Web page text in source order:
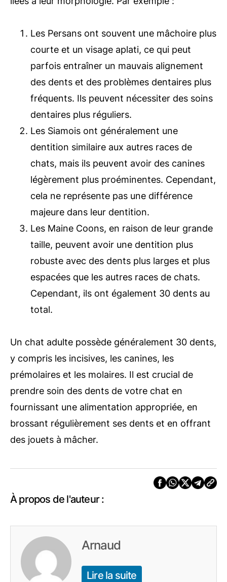
Les Persans ont souvent une mâchoire plus
courte et un visage aplati, ce qui peut
parfois entraîner un mauvais alignement
des dents et des problèmes dentaires plus
fréquents. Ils peuvent nécessiter des soins
dentaires plus réguliers.
Les Siamois ont généralement une
dentition similaire aux autres races de
chats, mais ils peuvent avoir des canines
légèrement plus proéminentes. Cependant,
cela ne représente pas une différence
majeure dans leur dentition.
Les Maine Coons, en raison de leur grande
taille, peuvent avoir une dentition plus
robuste avec des dents plus larges et plus
espacées que les autres races de chats.
Cependant, ils ont également 30 dents au
total.
Un chat adulte possède généralement 30 dents,
y compris les incisives, les canines, les
prémolaires et les molaires. Il est crucial de
prendre soin des dents de votre chat en
fournissant une alimentation appropriée, en
brossant régulièrement ses dents et en offrant
des jouets à mâcher.
À propos de l'auteur :
Arnaud
Lire la suite